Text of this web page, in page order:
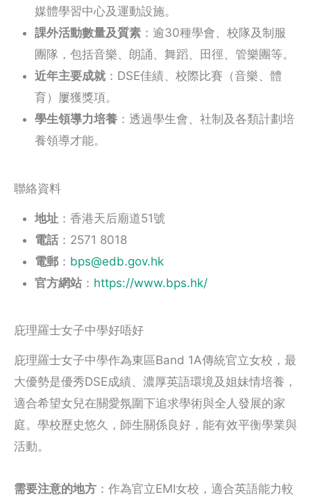
媒體學習中心及運動設施。
課外活動數量及質素 ：逾30種學會、校隊及制服
團隊，包括音樂、朗誦、舞蹈、田徑、管樂團等。
近年主要成就 ：DSE佳績、校際比賽（音樂、體
育）屢獲獎項。
學生領導力培養 ：透過學生會、社制及各類計劃培
養領導才能。
聯絡資料
地址 ：香港天后廟道51號
電話 ：2571 8018
電郵 ： bps@edb.gov.hk
官方網站 ： https://www.bps.hk/
庇理羅士女子中學好唔好
庇理羅士女子中學作為東區Band 1A傳統官立女校，最
大優勢是優秀DSE成績、濃厚英語環境及姐妹情培養，
適合希望女兒在關愛氛圍下追求學術與全人發展的家
庭。學校歷史悠久，師生關係良好，能有效平衡學業與
活動。
需要注意的地方 ：作為官立EMI女校，適合英語能力較